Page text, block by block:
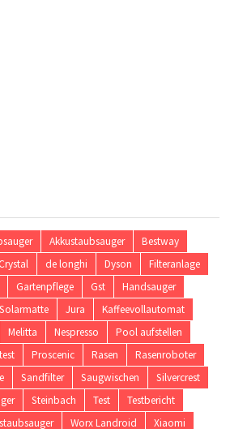
Akkustaubsauger
Bestway
Crystal de longhi Dyson
Filteranlage
Gartenpflege Gst
Handsauger
Jura
Kaffeevollautomat
Melitta Nespresso
Pool aufstellen
Proscenic Rasen
Rasenroboter
Sandfilter Saugwischen
Silvercrest
Steinbach Test
Testbericht
Worx Landroid Xiaomi